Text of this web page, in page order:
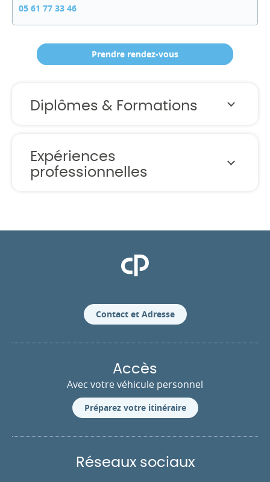
05 61 77 33 46
Prendre rendez-vous
Diplômes & Formations
Expériences
professionnelles
Clinique Pasteur
Contact et Adresse
Accès
Avec votre véhicule personnel
Préparez votre itinéraire
Réseaux sociaux